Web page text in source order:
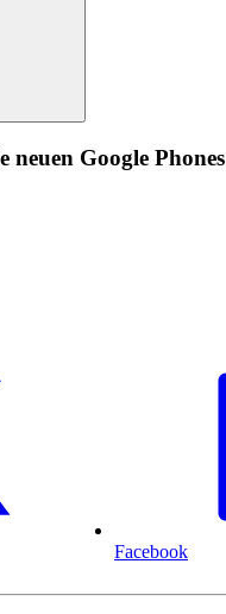
neuen Google Phones
Facebook